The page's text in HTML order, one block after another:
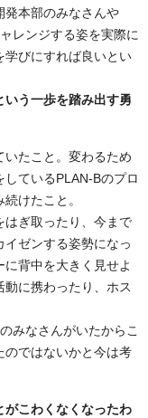
発本部のみなさんや
レンジする姿を実際に
学びにすれば良いとい
う一歩を踏み出す勇
たこと。変わるため
ているPLAN-Bのプロ
けたこと。
はぎ取ったり、今まで
ゼンする姿勢になっ
背中を大きく見せよ
に携わったり、ホス
みなさんがいたからこ
のではないかと今は考
がこわくなくなったわ